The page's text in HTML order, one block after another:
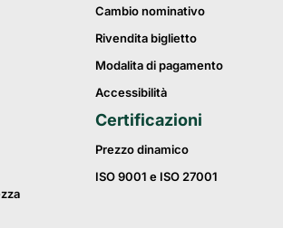
Cambio nominativo
Rivendita biglietto
Modalita di pagamento
Accessibilità
Certificazioni
Prezzo dinamico
ISO 9001 e ISO 27001